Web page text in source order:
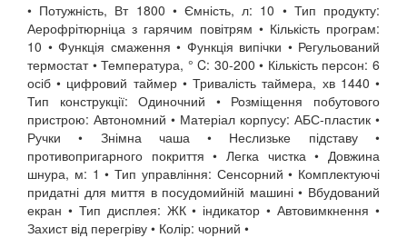
• Потужність, Вт 1800 • Ємність, л: 10 • Тип продукту:
Аерофрітюрніца з гарячим повітрям • Кількість програм:
10 • Функція смаження • Функція випічки • Регульований
термостат • Температура, ° C: 30-200 • Кількість персон: 6
осіб • цифровий таймер • Тривалість таймера, хв 1440 •
Тип конструкції: Одиночний • Розміщення побутового
пристрою: Автономний • Матеріал корпусу: АБС-пластик •
Ручки • Знімна чаша • Неслизьке підставу •
противопригарного покриття • Легка чистка • Довжина
шнура, м: 1 • Тип управління: Сенсорний • Комплектуючі
придатні для миття в посудомийній машині • Вбудований
екран • Тип дисплея: ЖК • індикатор • Автовимкнення •
Захист від перегріву • Колір: чорний •